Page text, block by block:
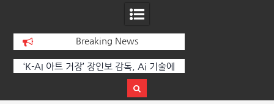
Breaking News
거장’ 장인보 감독, Ai 기술에
티벌’ 성황리에 막 내려
한국·브라질 슈퍼콘서트 올해 열린다